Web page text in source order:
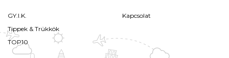
GY.I.K.
Tippek & Trükkök
TOP10
Kapcsolat